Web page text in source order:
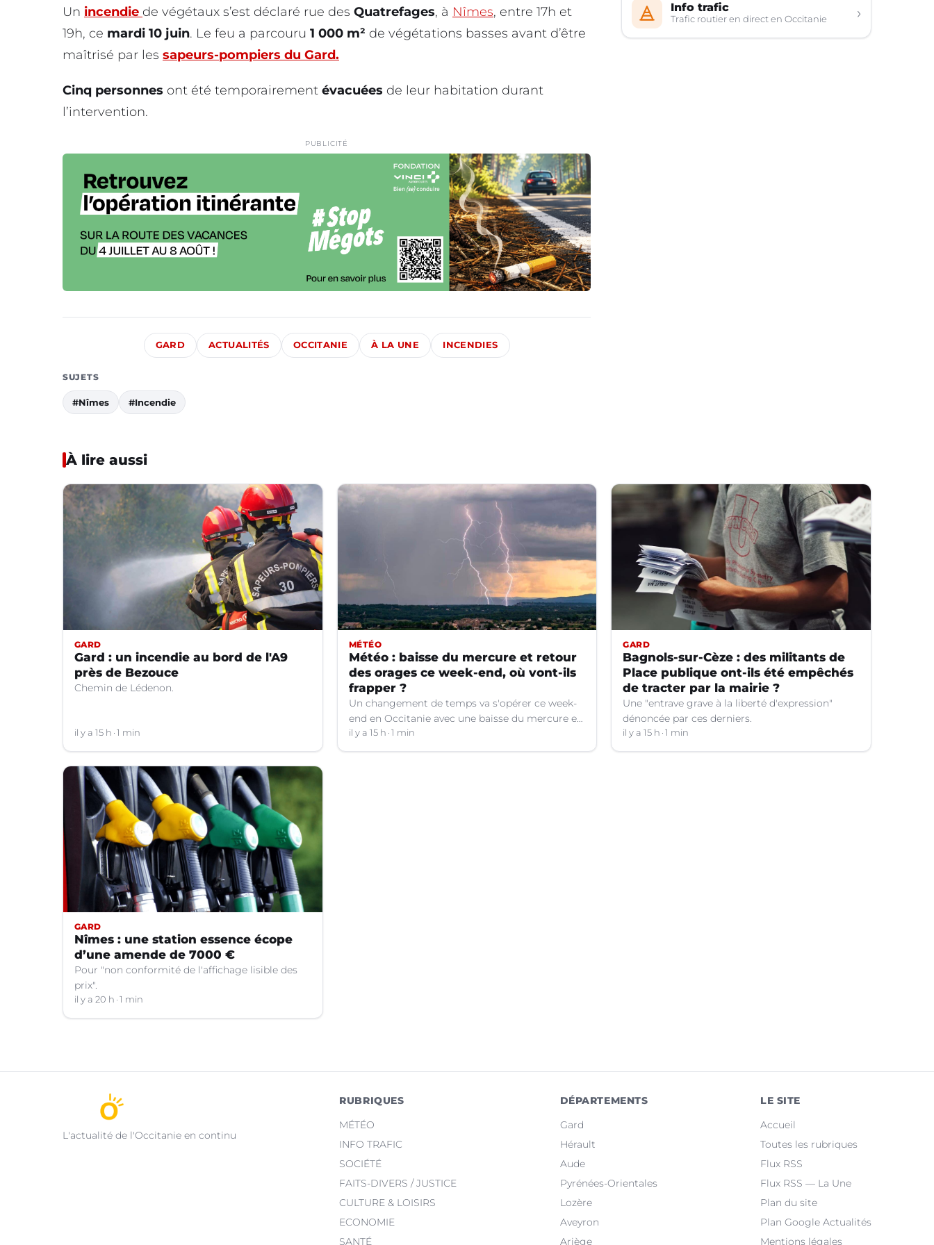
Un incendie de végétaux s’est déclaré rue des Quatrefages, à Nîmes, entre 17h et
19h, ce mardi 10 juin. Le feu a parcouru 1 000 m² de végétations basses avant d’être
maîtrisé par les sapeurs-pompiers du Gard.
Cinq personnes ont été temporairement évacuées de leur habitation durant
l’intervention.
PUBLICITÉ
GARD ACTUALITÉS OCCITANIE À LA UNE INCENDIES
SUJETS
#Nîmes #Incendie
Info trafic
Trafic routier en direct en Occitanie ›
À lire aussi
GARD
Gard : un incendie au bord de l'A9
près de Bezouce
Chemin de Lédenon.
il y a 15 h 1 min
MÉTÉO
Météo : baisse du mercure et retour
des orages ce week-end, où vont-ils
frapper ?
Un changement de temps va s'opérer ce week-
end en Occitanie avec une baisse du mercure et
le retour d'orages dans certains départements.
il y a 15 h 1 min
GARD
Bagnols-sur-Cèze : des militants de
Place publique ont-ils été empêchés
de tracter par la mairie ?
Une "entrave grave à la liberté d'expression"
dénoncée par ces derniers.
il y a 15 h 1 min
GARD
Nîmes : une station essence écope
d’une amende de 7000 €
Pour "non conformité de l'affichage lisible des
prix".
il y a 20 h 1 min
L'actualité de l'Occitanie en continu
RUBRIQUES
MÉTÉO
INFO TRAFIC
SOCIÉTÉ
FAITS-DIVERS / JUSTICE
CULTURE & LOISIRS
ECONOMIE
SANTÉ
DÉPARTEMENTS
Gard
Hérault
Aude
Pyrénées-Orientales
Lozère
Aveyron
Ariège
LE SITE
Accueil
Toutes les rubriques
Flux RSS
Flux RSS — La Une
Plan du site
Plan Google Actualités
Mentions légales